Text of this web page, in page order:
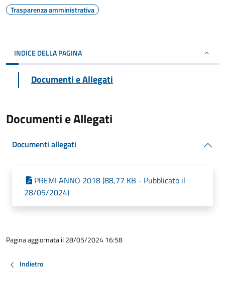
Trasparenza amministrativa
INDICE DELLA PAGINA
Documenti e Allegati
Documenti e Allegati
Documenti allegati
PREMI ANNO 2018 (88,77 KB - Pubblicato il
28/05/2024)
Pagina aggiornata il 28/05/2024 16:58
Indietro